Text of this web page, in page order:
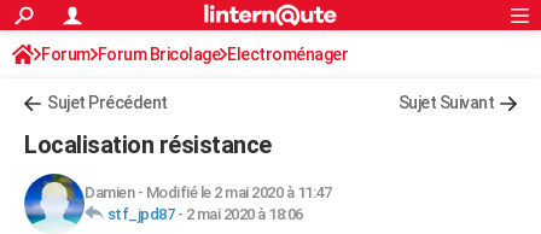
ACTUALITÉS
Politique
Société
Faits Divers
Education
Monde
Villes
+
FINANCE
Retraite
Impôts
Epargne
Immobilier
Risques naturels par ville
Banque
Assurance
Crédit
AUTO
S'inscrire
Connexion
Forum Forum Bricolage Electroménager
Sujet Précédent Sujet Suivant
Localisation résistance
Damien- Modifié le 2 mai 2020 à 11:47
stf_jpd87- 2 mai 2020 à 18:06